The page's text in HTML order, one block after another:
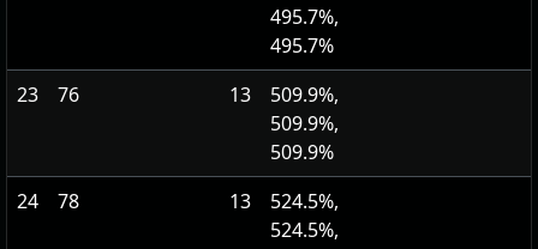
495.7%,
495.7%
23
76 13
509.9%,
509.9%,
509.9%
24
78 13
524.5%,
524.5%,